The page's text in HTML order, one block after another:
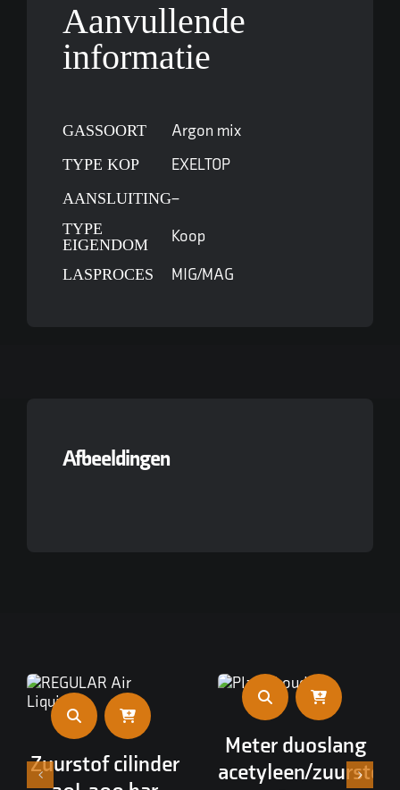
Aanvullende
informatie
GASSOORT Argon mix
TYPE KOP EXELTOP
AANSLUITING–
TYPE
EIGENDOM
Koop
LASPROCES MIG/MAG
Afbeeldingen
Zuurstof cilinder
Meter duoslang
acetyleen/zuurstof